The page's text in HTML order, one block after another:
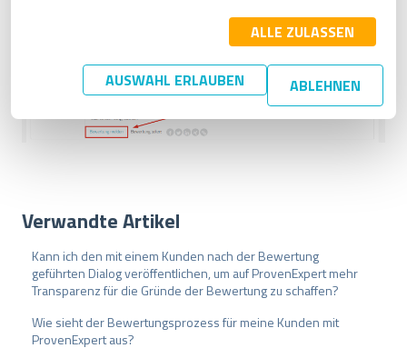
s
a
ALLE ZULASSEN
AUSWAHL ERLAUBEN ABLEHNEN
Verwandte Artikel
Kann ich den mit einem Kunden nach der Bewertung
geführten Dialog veröffentlichen, um auf ProvenExpert mehr
Transparenz für die Gründe der Bewertung zu schaffen?
Wie sieht der Bewertungsprozess für meine Kunden mit
ProvenExpert aus?